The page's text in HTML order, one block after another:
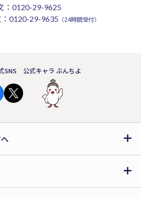
： 0120-29-9625
0120-29-9635 （24時間受付）
SNS 公式キャラ ぶんちよ